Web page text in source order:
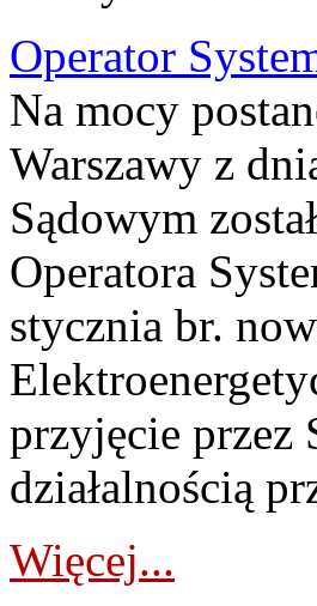
Operator
Na mocy
Warszawy z
Sądowym
Operatora
stycznia br.
przyjęcie przez
działalnością
Więcej...